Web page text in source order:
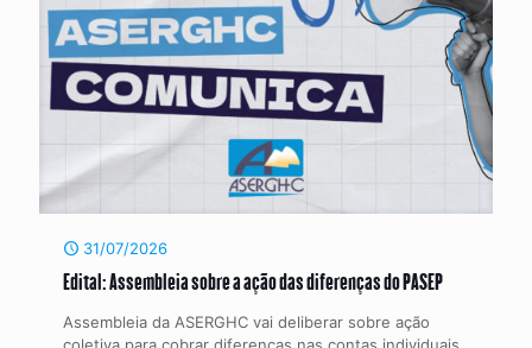
31/07/2026
Edital: Assembleia sobre a ação das diferenças do PASEP
Assembleia da ASERGHC vai deliberar sobre ação
coletiva para cobrar diferenças nas contas individuais